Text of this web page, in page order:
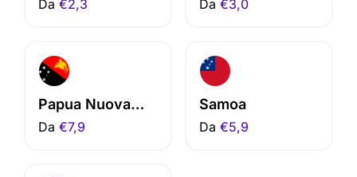
Da €2,3 Da €3,0
Papua Nuova
Guinea
Da €7,9
Samoa
Da €5,9